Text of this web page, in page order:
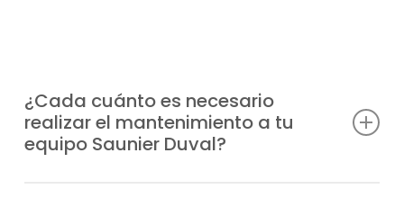
¿Cada cuánto es necesario
realizar el mantenimiento a tu
equipo Saunier Duval?